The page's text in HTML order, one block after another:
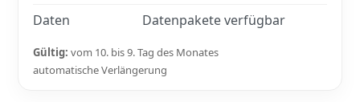
Daten
Datenpakete verfügbar
Gültig: vom 10. bis 9. Tag des Monates
automatische Verlängerung